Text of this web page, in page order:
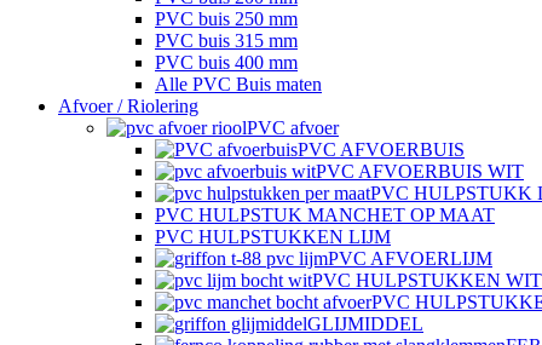
PVC buis 250 mm
PVC buis 315 mm
PVC buis 400 mm
Alle PVC Buis maten
Afvoer / Riolering
PVC afvoer
PVC AFVOERBUIS
PVC AFVOERBUIS WIT
PVC HULPSTUKK
PVC HULPSTUK MANCHET OP MAAT
PVC HULPSTUKKEN LIJM
PVC AFVOERLIJM
PVC HULPSTUKKEN WIT
PVC
GLIJMIDDEL